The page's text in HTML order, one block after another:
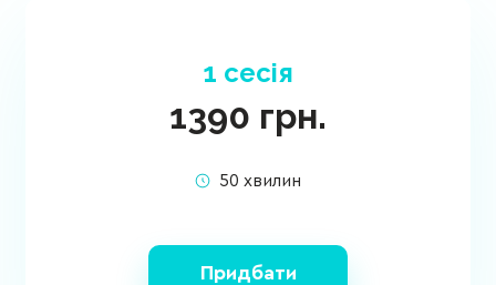
1 сесія
1390 грн.
50 хвилин
Придбати